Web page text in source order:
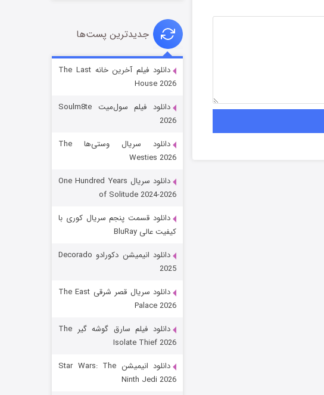
قسمت
رویایی برای تو
قسمت
جدیدترین پست‌ها
دانلود فیلم آخرین خانه The Last
House 2026
دانلود فیلم سول‌میت Soulm8te
2026
دانلود سریال وستی‌ها The
Westies 2026
دانلود سریال One Hundred Years
of Solitude 2024-2026
دانلود قسمت پنجم سریال کوری با
کیفیت عالی BluRay
دانلود انیمیشن دکورادو Decorado
2025
دانلود سریال قصر شرقی The East
Palace 2026
دانلود فیلم سارق گوشه گیر The
Isolate Thief 2026
دانلود انیمیشن Star Wars: The
Ninth Jedi 2026